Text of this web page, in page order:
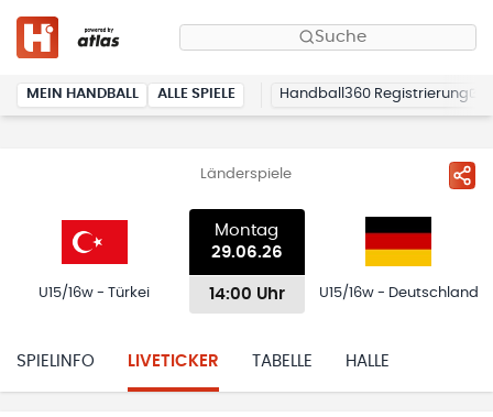
Suche
MEIN HANDBALL ALLE SPIELE Handball360 Registrierung
Länderspiele
U15/16w - Türkei
Montag
29.06.26
14:00 Uhr U15/16w - Deutschland
SPIELINFO LIVETICKER TABELLE HALLE